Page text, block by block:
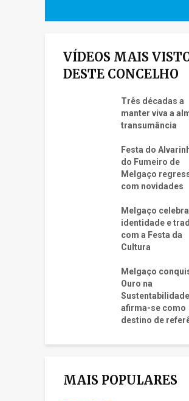
VÍDEOS MAIS
DESTE CONCELHO
Três décadas a
manter viva a
transumância
Festa do
do Fumeiro de
Melgaço
com novidades
Melgaço celebra
identidade e
com a Festa da
Cultura
Melgaço
Ouro na
afirma-se como
destino de
MAIS POPULARES